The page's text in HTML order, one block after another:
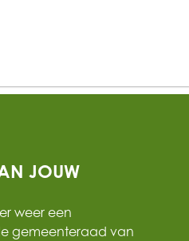
JOUW
weer een
gemeenteraad van